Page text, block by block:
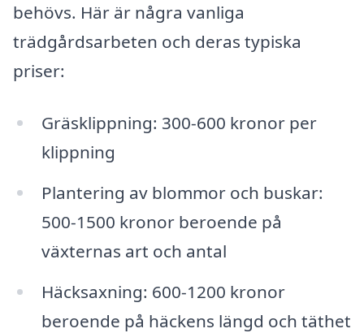
behövs. Här är några vanliga
trädgårdsarbeten och deras typiska
priser:
Gräsklippning: 300-600 kronor per
klippning
Plantering av blommor och buskar:
500-1500 kronor beroende på
växternas art och antal
Häcksaxning: 600-1200 kronor
beroende på häckens längd och täthet